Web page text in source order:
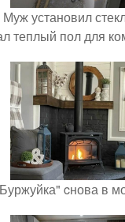
установил
теплый пол для
cнова в